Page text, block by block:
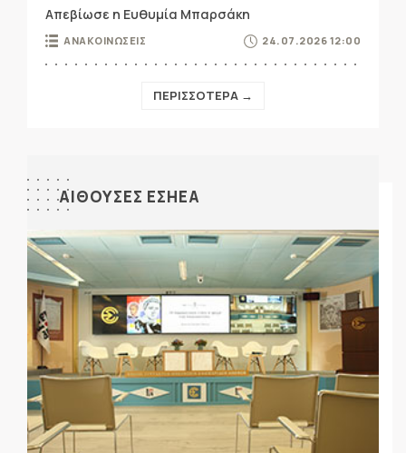
Απεβίωσε η Ευθυμία Μπαρσάκη
ΑΝΑΚΟΙΝΩΣΕΙΣ 24.07.2026 12:00
ΠΕΡΙΣΣΟΤΕΡΑ →
ΑΙΘΟΥΣΕΣ ΕΣΗΕΑ